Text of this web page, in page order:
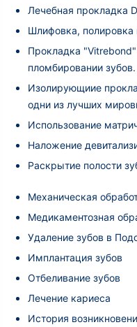
Лечебная прокладка
Шлифовка,
Прокладка
пломбировании зубов.
Изолирующиие
одни из лучших
Использование
Наложение
Раскрытие полости
Механическая
Медикаментозная
Удаление зубов в
Имплантация зубов
Отбеливание зубов
Лечение кариеса
История